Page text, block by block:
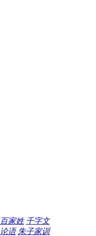
百家姓 千字文
论语 朱子家训